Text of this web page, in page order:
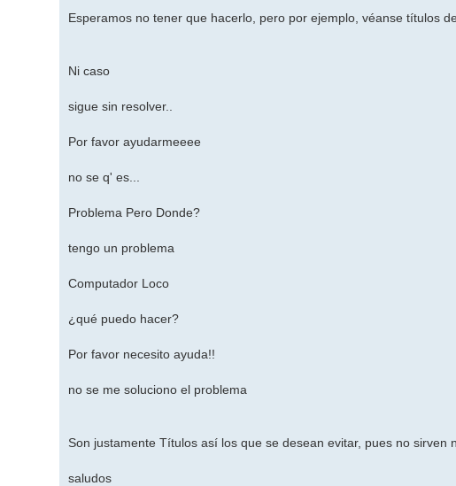
Esperamos no tener que hacerlo, pero por ejemplo, véanse títulos
Ni caso
sigue sin resolver..
Por favor ayudarmeeee
no se q' es...
Problema Pero Donde?
tengo un problema
Computador Loco
¿qué puedo hacer?
Por favor necesito ayuda!!
no se me soluciono el problema
Son justamente Títulos así los que se desean evitar, pues no sirven
saludos